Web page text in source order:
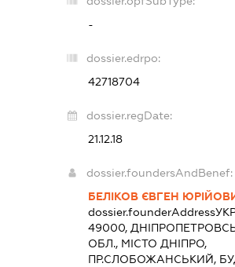
-
dossier.edrpo:
42718704
dossier.regDate:
21.12.18
dossier.foundersAndBenef:
БЕЛІКОВ ЄВГЕН
dossier.founderAddress
49000,
ОБЛ., МІСТО ДНІПРО,
ПР.СЛОБОЖАНСЬКИЙ,